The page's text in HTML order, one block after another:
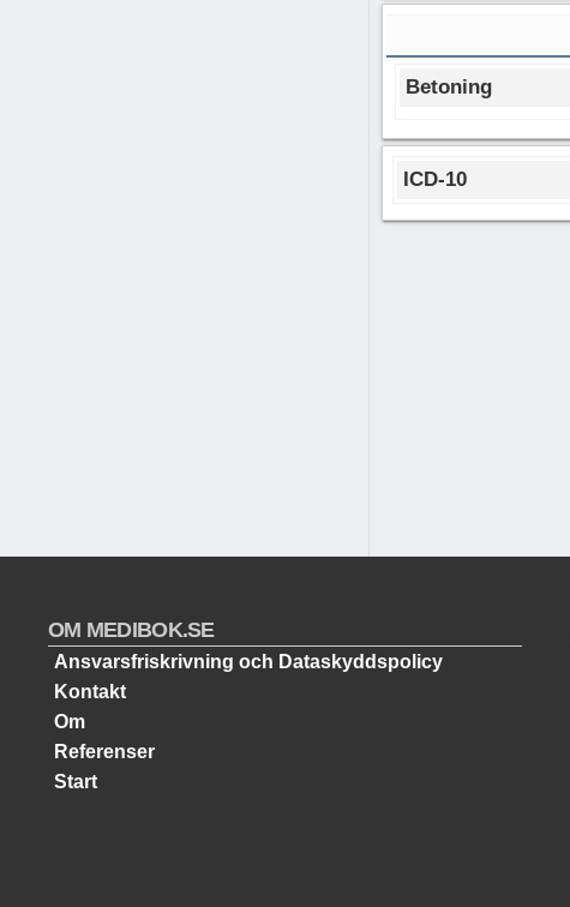
Betoning
ICD-10
OM MEDIBOK.SE
Ansvarsfriskrivning och Dataskyddspolicy
Kontakt
Om
Referenser
Start